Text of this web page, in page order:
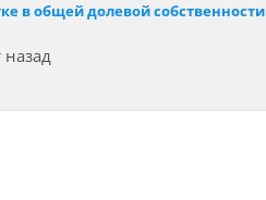
в общей долевой собственности
назад